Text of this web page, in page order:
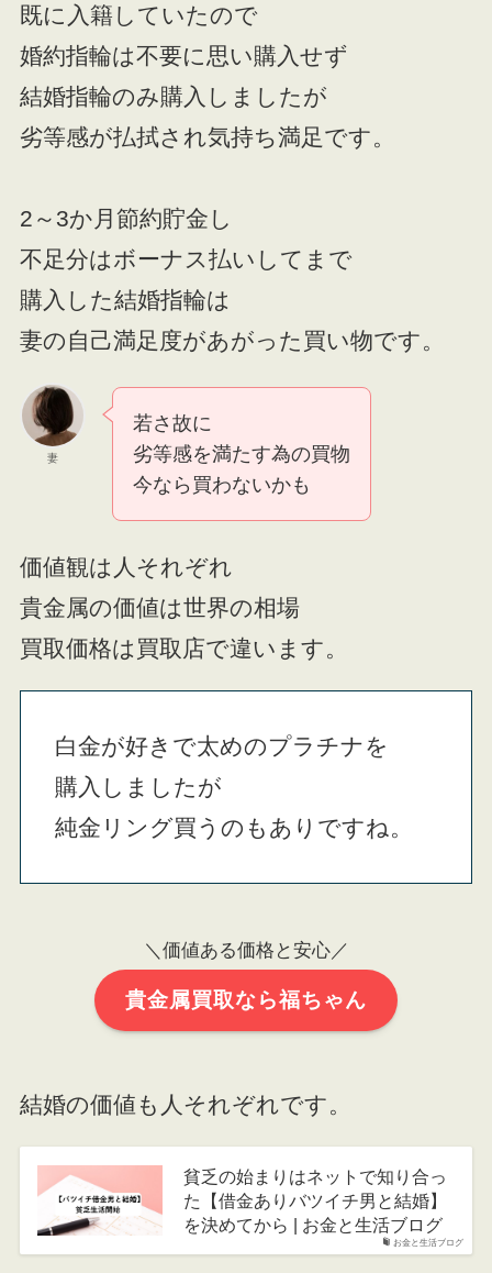
既に入籍していたので
婚約指輪は不要に思い購入せず
結婚指輪のみ購入しましたが
劣等感が払拭され気持ち満足です。
2～3か月節約貯金し
不足分はボーナス払いしてまで
購入した結婚指輪は
妻の自己満足度があがった買い物です。
妻
若さ故に
劣等感を満たす為の買物
今なら買わないかも
価値観は人それぞれ
貴金属の価値は世界の相場
買取価格は買取店で違います。
白金が好きで太めのプラチナを
購入しましたが
純金リング買うのもありですね。
＼価値ある価格と安心／
貴金属買取なら福ちゃん
結婚の価値も人それぞれです。
お金と生活ブログ
貧乏の始まりはネットで知り合っ
た【借金ありバツイチ男と結婚】
を決めてから | お金と生活ブログ